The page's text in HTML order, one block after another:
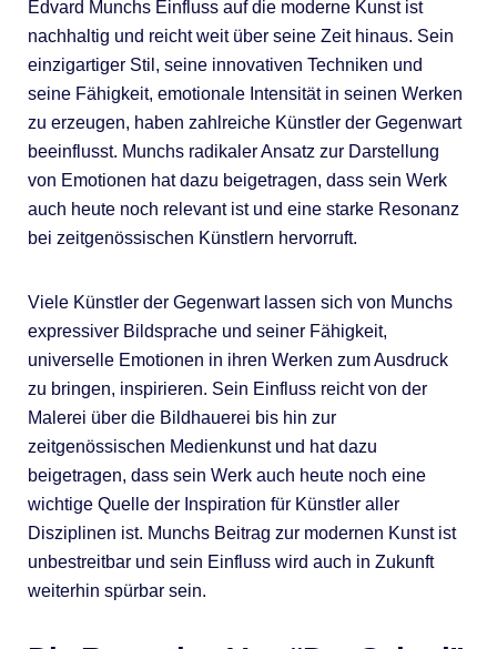
Edvard Munchs Einfluss auf die moderne Kunst ist
nachhaltig und reicht weit über seine Zeit hinaus. Sein
einzigartiger Stil, seine innovativen Techniken und
seine Fähigkeit, emotionale Intensität in seinen Werken
zu erzeugen, haben zahlreiche Künstler der Gegenwart
beeinflusst. Munchs radikaler Ansatz zur Darstellung
von Emotionen hat dazu beigetragen, dass sein Werk
auch heute noch relevant ist und eine starke Resonanz
bei zeitgenössischen Künstlern hervorruft.
Viele Künstler der Gegenwart lassen sich von Munchs
expressiver Bildsprache und seiner Fähigkeit,
universelle Emotionen in ihren Werken zum Ausdruck
zu bringen, inspirieren. Sein Einfluss reicht von der
Malerei über die Bildhauerei bis hin zur
zeitgenössischen Medienkunst und hat dazu
beigetragen, dass sein Werk auch heute noch eine
wichtige Quelle der Inspiration für Künstler aller
Disziplinen ist. Munchs Beitrag zur modernen Kunst ist
unbestreitbar und sein Einfluss wird auch in Zukunft
weiterhin spürbar sein.